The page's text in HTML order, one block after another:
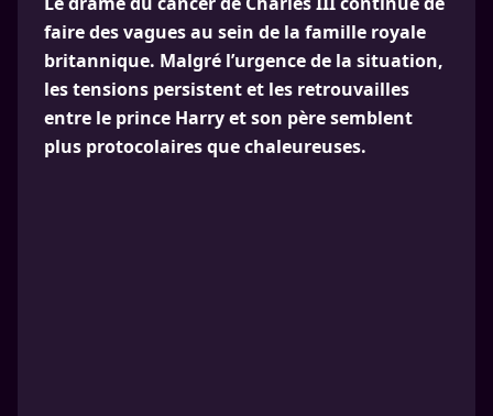
faire des vagues au sein de la famille royale
britannique. Malgré l’urgence de la situation,
les tensions persistent et les retrouvailles
entre le prince Harry et son père semblent
plus protocolaires que chaleureuses.